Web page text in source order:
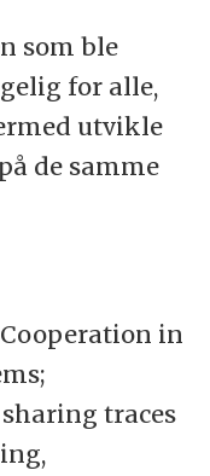
som ble
for alle,
utvikle
de samme
in
traces